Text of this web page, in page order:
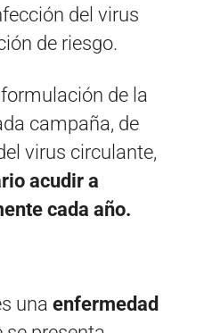
del virus
de riesgo.
de la
campaña, de
virus circulante,
acudir a
cada año.
una enfermedad